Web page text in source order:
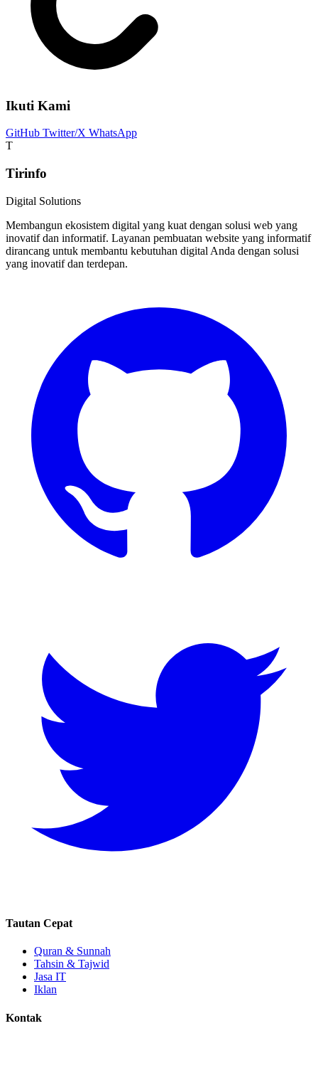
Ikuti Kami
GitHub Twitter/X WhatsApp
T
Tirinfo
Digital Solutions
Membangun ekosistem digital yang kuat dengan solusi web yang
inovatif dan informatif. Layanan pembuatan website yang informatif
dirancang untuk membantu kebutuhan digital Anda dengan solusi
yang inovatif dan terdepan.
Tautan Cepat
Quran & Sunnah
Tahsin & Tajwid
Jasa IT
Iklan
Kontak